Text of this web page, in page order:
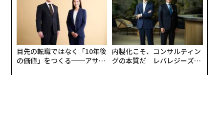
目先の転職ではなく「10年後
の価値」をつくる──アサイ
内製化こそ、コンサルティン
グの本質だ レバレジーズが